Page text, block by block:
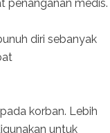
penanganan medis.
diri sebanyak
korban. Lebih
untuk